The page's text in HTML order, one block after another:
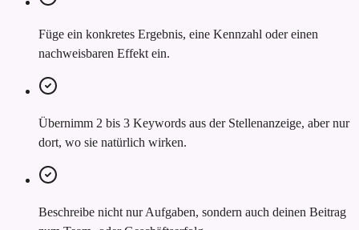
Füge ein konkretes Ergebnis, eine Kennzahl oder einen
nachweisbaren Effekt ein.
Übernimm 2 bis 3 Keywords aus der Stellenanzeige, aber nur
dort, wo sie natürlich wirken.
Beschreibe nicht nur Aufgaben, sondern auch deinen Beitrag